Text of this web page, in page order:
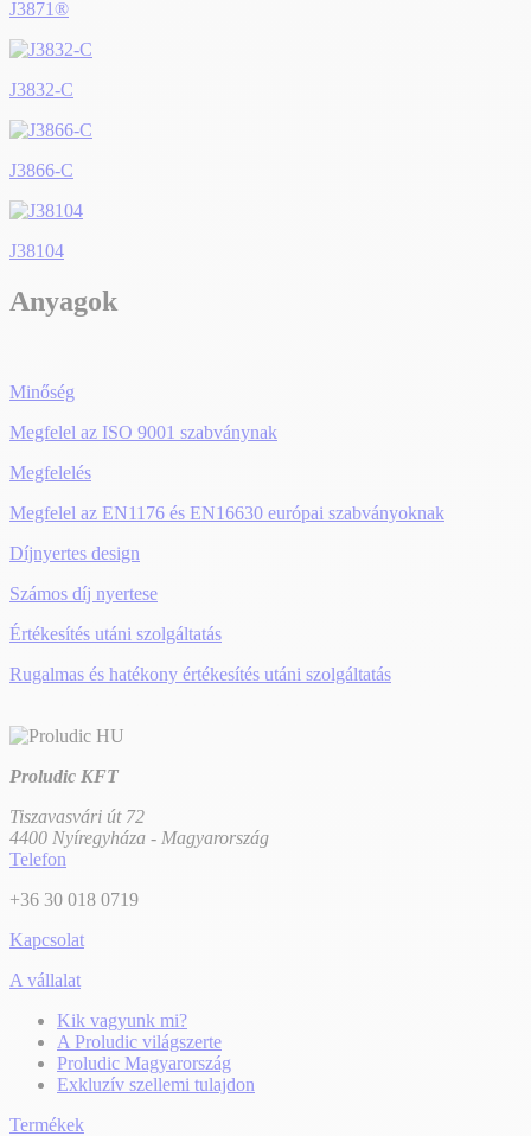
J3871®
J3832-C
J3866-C
J38104
Anyagok
Minőség
Megfelel az ISO 9001 szabványnak
Megfelelés
Megfelel az EN1176 és EN16630 európai szabványoknak
Díjnyertes design
Számos díj nyertese
Értékesítés utáni szolgáltatás
Rugalmas és hatékony értékesítés utáni szolgáltatás
Proludic KFT
Tiszavasvári út 72
4400 Nyíregyháza - Magyarország
Telefon
+36 30 018 0719
Kapcsolat
A vállalat
Kik vagyunk mi?
A Proludic világszerte
Proludic Magyarország
Exkluzív szellemi tulajdon
Termékek